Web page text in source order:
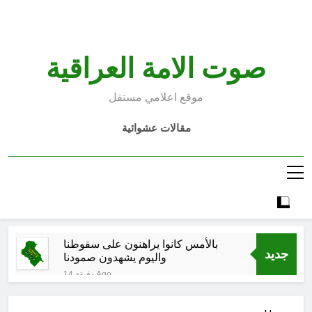
صوت الامة العراقية
موقع اعلامي مستقل
مقالات عشوائية
جديد
بالأمس كانوا يراهنون على سقوطنا
واليوم يشهدون صمودنا
14 دقيقة Ago